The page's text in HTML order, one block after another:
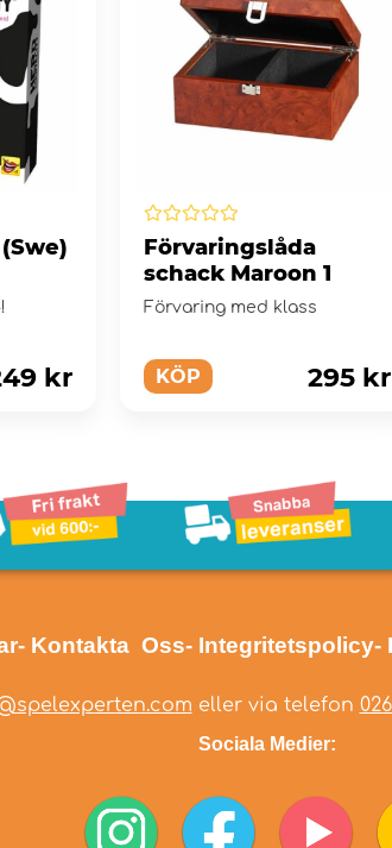
kr
Förvaringslåda
schack Maroon 1
Förvaring med klass
KÖP 295 kr
- Kontakta Oss- Integritetspolicy-
eller via telefon
Sociala Medier: